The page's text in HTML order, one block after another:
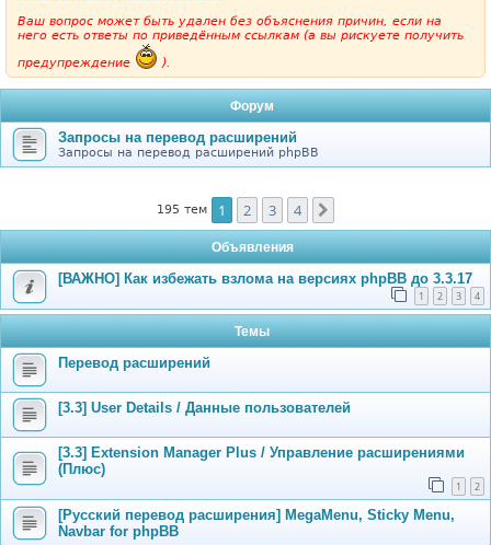
Ваш вопрос может быть удален без объяснения причин, если на
него есть ответы по приведённым ссылкам (а вы рискуете получить
предупреждение
).
Форум
Запросы на перевод расширений
Запросы на перевод расширений phpBB
195 тем 1 2 3 4
Объявления
[ВАЖНО] Как избежать взлома на версиях phpBB до 3.3.17
1 2 3 4
Темы
Перевод расширений
[3.3] User Details / Данные пользователей
[3.3] Extension Manager Plus / Управление расширениями
(Плюс)
1 2
[Русский перевод расширения] MegaMenu, Sticky Menu,
Navbar for phpBB